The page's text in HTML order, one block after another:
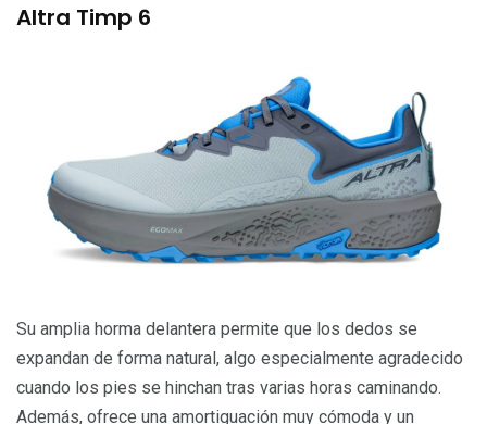
Altra Timp 6
Su amplia horma delantera permite que los dedos se
expandan de forma natural, algo especialmente agradecido
cuando los pies se hinchan tras varias horas caminando.
Además, ofrece una amortiguación muy cómoda y un